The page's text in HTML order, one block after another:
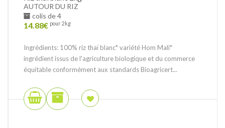
AUTOUR DU RIZ
colis de 4
14.88€ pour 2kg
Ingrédients: 100% riz thaï blanc* variété Hom Mali*
ingrédient issus de l'agriculture biologique et du commerce
équitable conformément aux standards Bioagricert...